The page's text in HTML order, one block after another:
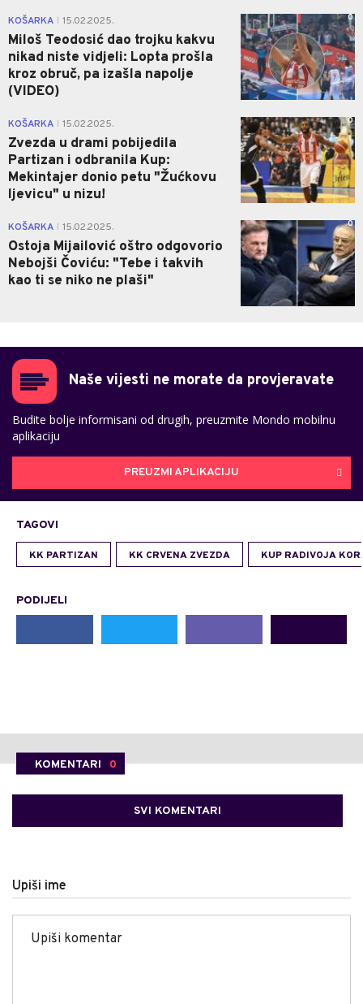
KOŠARKA 15.02.2025.
Miloš Teodosić dao trojku kakvu
nikad niste vidjeli: Lopta prošla
kroz obruč, pa izašla napolje
(VIDEO)
0
KOŠARKA 15.02.2025.
Zvezda u drami pobijedila
Partizan i odbranila Kup:
Mekintajer donio petu "Žućkovu
ljevicu" u nizu!
0
KOŠARKA 15.02.2025.
Ostoja Mijailović oštro odgovorio
Nebojši Čoviću: "Tebe i takvih
kao ti se niko ne plaši"
0
Naše vijesti ne morate da provjeravate
Budite bolje informisani od drugih, preuzmite Mondo mobilnu
aplikaciju
PREUZMI APLIKACIJU
TAGOVI
KK PARTIZAN KK CRVENA ZVEZDA KUP RADIVOJA
PODIJELI
KOMENTARI 0
SVI KOMENTARI
Upiši ime